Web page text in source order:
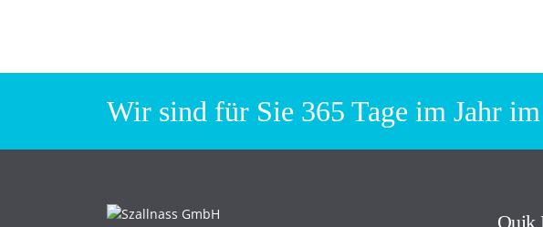
Wir sind für Sie 365 Tage im Jahr
Quik